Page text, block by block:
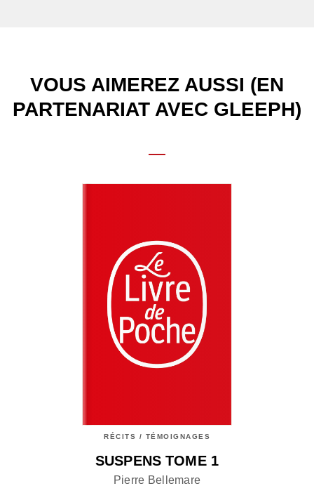
VOUS AIMEREZ AUSSI (EN
PARTENARIAT AVEC GLEEPH)
RÉCITS / TÉMOIGNAGES
SUSPENS TOME 1
Pierre Bellemare